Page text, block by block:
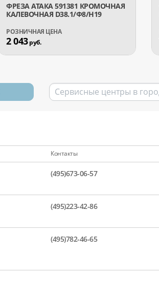
ФРЕЗА АТАКА 591381 КРОМОЧНАЯ
КАЛЕВОЧНАЯ D38.1/Ф8/H19
2 043руб.
Контакты
(495)673-06-57
(495)223-42-86
(495)782-46-65